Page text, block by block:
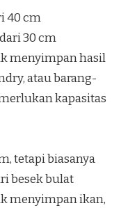
40 cm
30 cm
menyimpan hasil
atau barang-
kapasitas
tetapi biasanya
besek bulat
menyimpan ikan,